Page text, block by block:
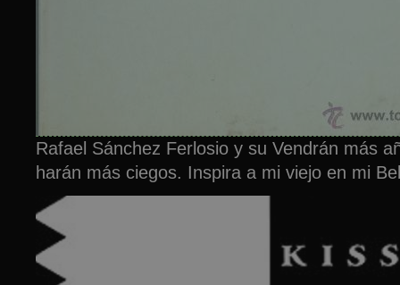
Rafael Sánchez Ferlosio y su Vendrán más
harán más ciegos. Inspira a mi viejo en mi